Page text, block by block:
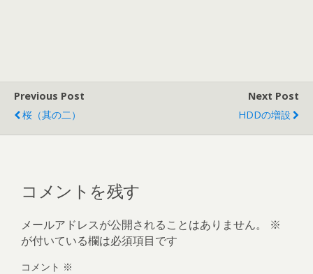
Previous Post
桜（其の二）
Next Post
HDDの増設
コメントを残す
メールアドレスが公開されることはありません。
※
が付いている欄は必須項目です
コメント ※